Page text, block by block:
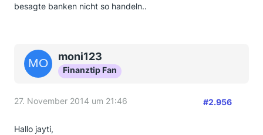
besagte banken nicht so handeln..
moni123
Finanztip Fan
27. November 2014 um 21:46 #2.956
Hallo jayti,